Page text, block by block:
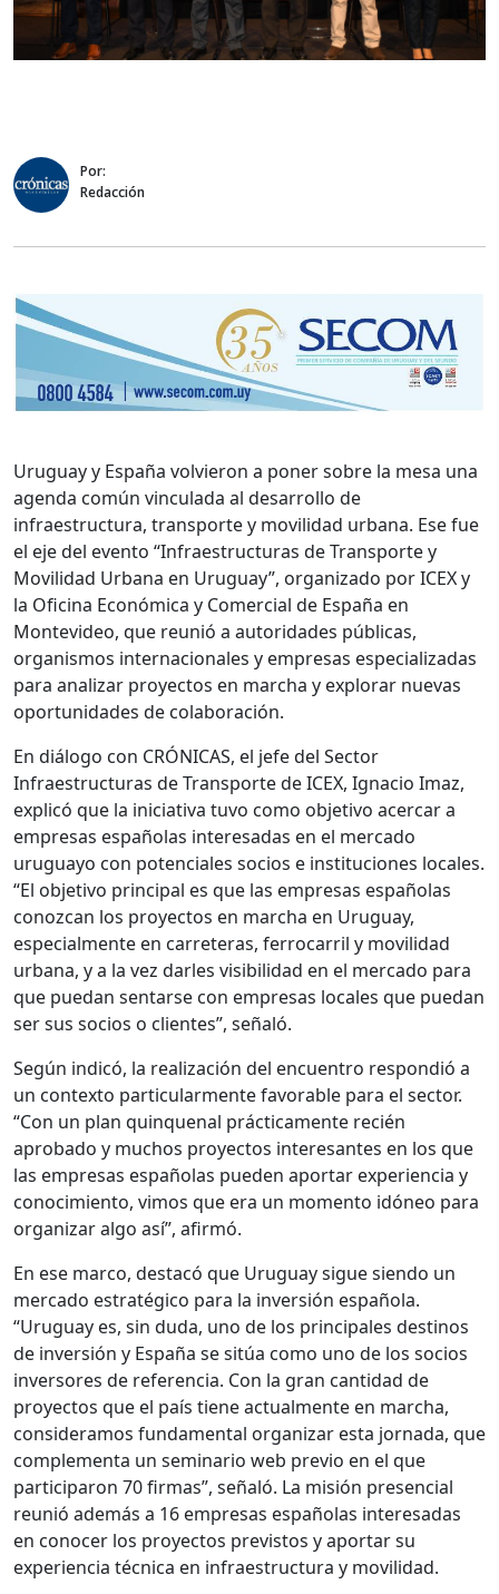
Por:
Redacción
Uruguay y España volvieron a poner sobre la mesa una
agenda común vinculada al desarrollo de
infraestructura, transporte y movilidad urbana. Ese fue
el eje del evento “Infraestructuras de Transporte y
Movilidad Urbana en Uruguay”, organizado por ICEX y
la Oficina Económica y Comercial de España en
Montevideo, que reunió a autoridades públicas,
organismos internacionales y empresas especializadas
para analizar proyectos en marcha y explorar nuevas
oportunidades de colaboración.
En diálogo con CRÓNICAS, el jefe del Sector
Infraestructuras de Transporte de ICEX, Ignacio Imaz,
explicó que la iniciativa tuvo como objetivo acercar a
empresas españolas interesadas en el mercado
uruguayo con potenciales socios e instituciones locales.
“El objetivo principal es que las empresas españolas
conozcan los proyectos en marcha en Uruguay,
especialmente en carreteras, ferrocarril y movilidad
urbana, y a la vez darles visibilidad en el mercado para
que puedan sentarse con empresas locales que puedan
ser sus socios o clientes”, señaló.
Según indicó, la realización del encuentro respondió a
un contexto particularmente favorable para el sector.
“Con un plan quinquenal prácticamente recién
aprobado y muchos proyectos interesantes en los que
las empresas españolas pueden aportar experiencia y
conocimiento, vimos que era un momento idóneo para
organizar algo así”, afirmó.
En ese marco, destacó que Uruguay sigue siendo un
mercado estratégico para la inversión española.
“Uruguay es, sin duda, uno de los principales destinos
de inversión y España se sitúa como uno de los socios
inversores de referencia. Con la gran cantidad de
proyectos que el país tiene actualmente en marcha,
consideramos fundamental organizar esta jornada, que
complementa un seminario web previo en el que
participaron 70 firmas”, señaló. La misión presencial
reunió además a 16 empresas españolas interesadas
en conocer los proyectos previstos y aportar su
experiencia técnica en infraestructura y movilidad.